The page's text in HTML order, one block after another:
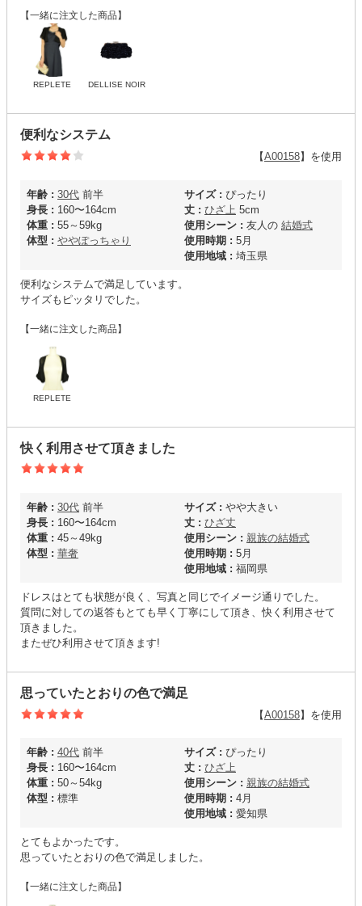
【一緒に注文した商品】
REPLETE DELLISE NOIR
便利なシステム
【A00158】を使用
年齢 : 30代 前半
身長 : 160〜164cm
体重 : 55～59kg
体型 : ややぽっちゃり
サイズ : ぴったり
丈 : ひざ上 5cm
使用シーン : 友人の 結婚式
使用時期 : 5月
使用地域 : 埼玉県
便利なシステムで満足しています。
サイズもピッタリでした。
【一緒に注文した商品】
REPLETE
快く利用させて頂きました
年齢 : 30代 前半
身長 : 160〜164cm
体重 : 45～49kg
体型 : 華奢
サイズ : やや大きい
丈 : ひざ丈
使用シーン : 親族の結婚式
使用時期 : 5月
使用地域 : 福岡県
ドレスはとても状態が良く、写真と同じでイメージ通りでした。
質問に対しての返答もとても早く丁寧にして頂き、快く利用させて
頂きました。
またぜひ利用させて頂きます!
思っていたとおりの色で満足
【A00158】を使用
年齢 : 40代 前半
身長 : 160〜164cm
体重 : 50～54kg
体型 : 標準
サイズ : ぴったり
丈 : ひざ上
使用シーン : 親族の結婚式
使用時期 : 4月
使用地域 : 愛知県
とてもよかったです。
思っていたとおりの色で満足しました。
【一緒に注文した商品】